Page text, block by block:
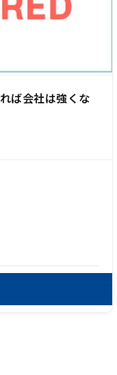
ば会社は強くな